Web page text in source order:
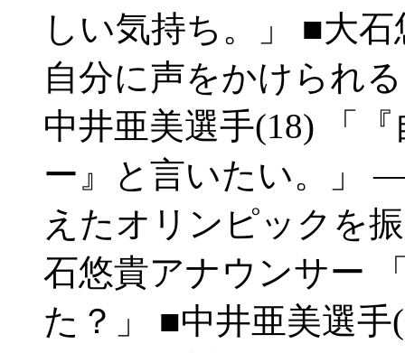
しい気持ち。」 ■大
自分に声をかけられ
中井亜美選手(18) 「
ー』と言いたい。
えたオリンピックを
石悠貴アナウンサー
た？」 ■中井亜美選